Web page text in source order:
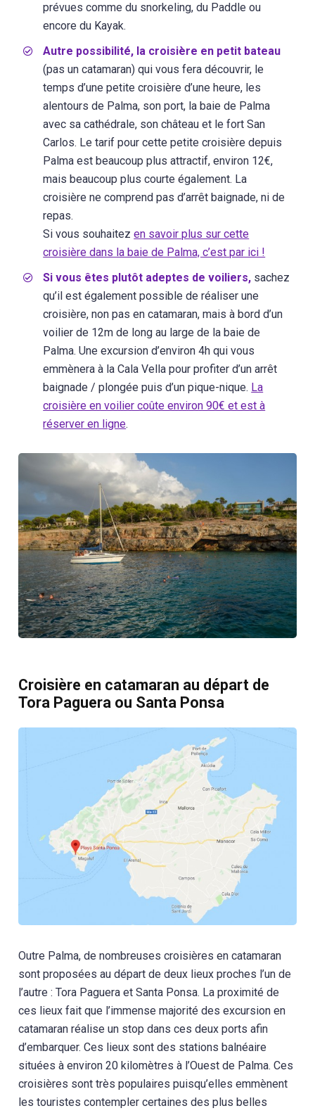
prévues comme du snorkeling, du Paddle ou
encore du Kayak.
Autre possibilité, la croisière en petit bateau
(pas un catamaran) qui vous fera découvrir, le
temps d’une petite croisière d’une heure, les
alentours de Palma, son port, la baie de Palma
avec sa cathédrale, son château et le fort San
Carlos. Le tarif pour cette petite croisière depuis
Palma est beaucoup plus attractif, environ 12€,
mais beaucoup plus courte également. La
croisière ne comprend pas d’arrêt baignade, ni de
repas.
Si vous souhaitezen savoir plus sur cette
croisière dans la baie de Palma, c’est par ici !
Si vous êtes plutôt adeptes de voiliers, sachez
qu’il est également possible de réaliser une
croisière, non pas en catamaran, mais à bord d’un
voilier de 12m de long au large de la baie de
Palma. Une excursion d’environ 4h qui vous
emmènera à la Cala Vella pour profiter d’un arrêt
baignade / plongée puis d’un pique-nique. La
croisière en voilier coûte environ 90€ et est à
réserver en ligne.
Croisière en catamaran au départ de
Tora Paguera ou Santa Ponsa
Outre Palma, de nombreuses croisières en catamaran
sont proposées au départ de deux lieux proches l’un de
l’autre : Tora Paguera et Santa Ponsa. La proximité de
ces lieux fait que l’immense majorité des excursion en
catamaran réalise un stop dans ces deux ports afin
d’embarquer. Ces lieux sont des stations balnéaire
situées à environ 20 kilomètres à l’Ouest de Palma. Ces
croisières sont très populaires puisqu’elles emmènent
les touristes contempler certaines des plus belles